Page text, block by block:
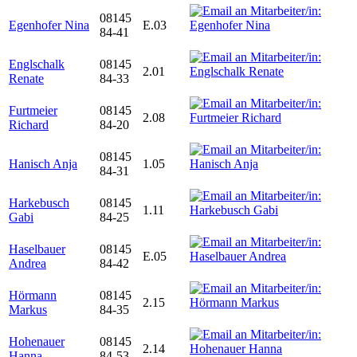
Egenhofer Nina
08145
84-41
E.03
Englschalk
Renate
08145
84-33
2.01
Furtmeier
Richard
08145
84-20
2.08
Hanisch Anja
08145
84-31
1.05
Harkebusch
Gabi
08145
84-25
1.11
Haselbauer
Andrea
08145
84-42
E.05
Hörmann
Markus
08145
84-35
2.15
Hohenauer
08145
2.14